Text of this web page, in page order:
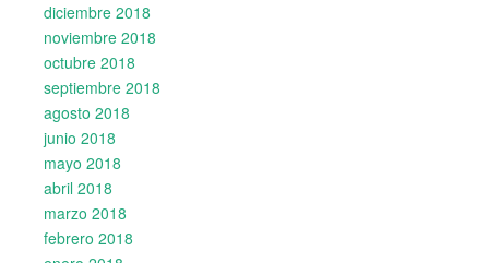
diciembre 2018
noviembre 2018
octubre 2018
septiembre 2018
agosto 2018
junio 2018
mayo 2018
abril 2018
marzo 2018
febrero 2018